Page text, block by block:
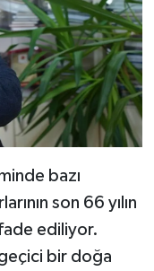
bazı
son 66 yılın
ediliyor.
bir doğa